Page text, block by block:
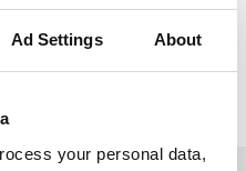
Ad Settings About
your personal data,